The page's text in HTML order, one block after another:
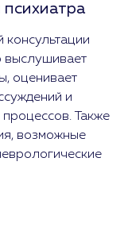
психиатра
консультации
выслушивает
оценивает
и
Также
возможные